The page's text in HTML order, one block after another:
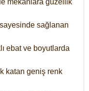
mekanlara güzellik
sayesinde sağlanan
ebat ve boyutlarda
katan geniş renk